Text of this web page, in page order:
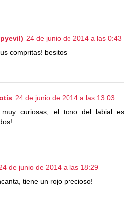
24 de junio de 2014 a las 0:43
compritas! besitos
24 de junio de 2014 a las 13:03
muy curiosas, el tono del labial es
24 de junio de 2014 a las 18:29
tiene un rojo precioso!